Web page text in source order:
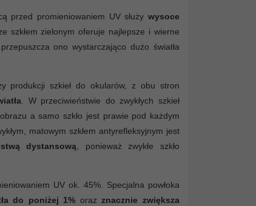
przed promieniowaniem UV służy wysoce
szkłem zielonym oferuje najlepsze i wierne
ono wystarczająco dużo światła
produkcji szkieł do okularów, z obu stron
. W przeciwieństwie do zwykłych szkieł
a samo szkło jest prawie pod każdym
matowym szkłem antyrefleksyjnym jest
dystansową , ponieważ zwykłe szkło
UV ok. 45%. Specjalna powłoka
do poniżej 1% oraz znacznie zwiększa